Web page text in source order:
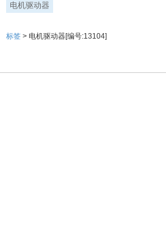
电机驱动器
标签 > 电机驱动器[编号:13104]